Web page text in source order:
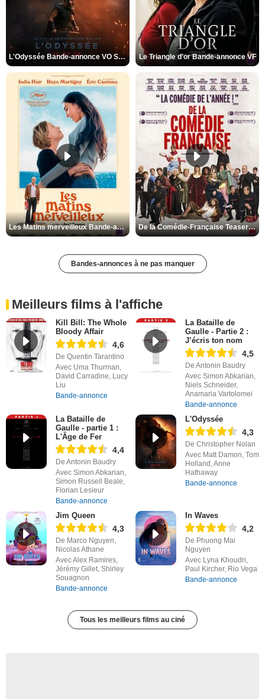
L'Odyssée Bande-annonce VO STFR Le Triangle d'or Bande-annonce VF
Les Matins merveilleux Bande-annonce VF De la Comédie-Française Teaser VF
Bandes-annonces à ne pas manquer
Meilleurs films à l'affiche
Kill Bill: The Whole
Bloody Affair
4,6
De Quentin Tarantino
Avec Uma Thurman,
David Carradine, Lucy
Liu
Bande-annonce
La Bataille de
Gaulle - Partie 2 :
J’écris ton nom
4,5
De Antonin Baudry
Avec Simon Abkarian,
Niels Schneider,
Anamaria Vartolomei
Bande-annonce
La Bataille de
Gaulle - partie 1 :
L'Âge de Fer
4,4
De Antonin Baudry
Avec Simon Abkarian,
Simon Russell Beale,
Florian Lesieur
Bande-annonce
L'Odyssée
4,3
De Christopher Nolan
Avec Matt Damon, Tom
Holland, Anne
Hathaway
Bande-annonce
Jim Queen
4,3
De Marco Nguyen,
Nicolas Athane
Avec Alex Ramires,
Jérémy Gillet, Shirley
Souagnon
Bande-annonce
In Waves
4,2
De Phuong Mai
Nguyen
Avec Lyna Khoudri,
Paul Kircher, Rio Vega
Bande-annonce
Tous les meilleurs films au ciné